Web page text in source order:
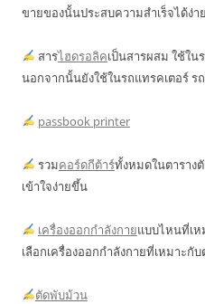
ขายของนั้นประสบความสำเร็จได้ง่า
สารไฮดรอลิคเป็นสารผสม ใช้ใน
นอกจากนั้นยังใช้ในรถแทรคเตอร์ ร
passbook printer
รวมคอร์ดกีต้าร์ทั้งหมดในตาราง
เข้าใจง่ายขึ้น
เครื่องออกกำลังกายแบบไหนที่เ
เลือกเครื่องออกกำลังกายที่เหมาะกับ
ตัดพับม้วน